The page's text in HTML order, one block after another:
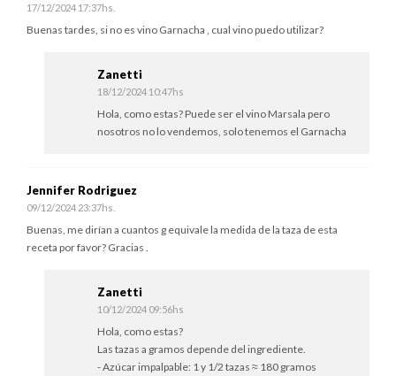
17/12/2024 17:37hs.
Buenas tardes, si no es vino Garnacha , cual vino puedo utilizar?
Zanetti
18/12/2024 10:47hs
Hola, como estas? Puede ser el vino Marsala pero
nosotros no lo vendemos, solo tenemos el Garnacha
Jennifer Rodriguez
09/12/2024 23:37hs.
Buenas, me dirían a cuantos g equivale la medida de la taza de esta
receta por favor? Gracias .
Zanetti
10/12/2024 09:56hs
Hola, como estas?
Las tazas a gramos depende del ingrediente.
- Azúcar impalpable: 1 y 1/2 tazas ≈ 180 gramos